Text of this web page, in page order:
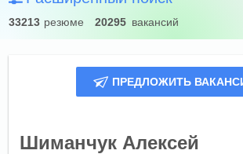
33213 резюме 20295 вакансий
ПРЕДЛОЖИТЬ
Шиманчук Алексей